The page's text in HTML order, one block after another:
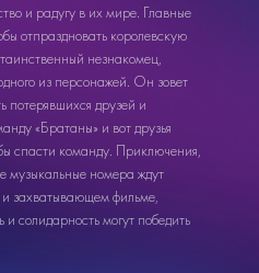
и радугу в их мире. Главные
отпраздновать королевскую
незнакомец,
из персонажей. Он зовет
потерявшихся друзей и
«Братаны» и вот друзья
спасти команду. Приключения,
музыкальные номера ждут
и захватывающем фильме,
и солидарность могут победить